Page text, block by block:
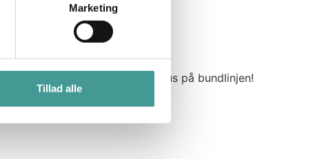
Marketing
Tillad alle
og motivation – og giver bonus på bundlinjen!